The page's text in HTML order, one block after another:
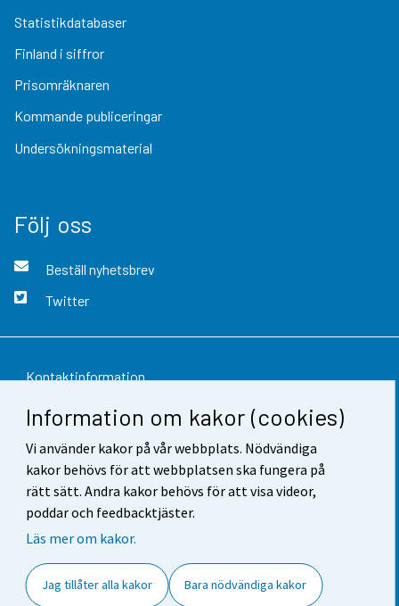
Information om kakor (cookies)
Vi använder kakor på vår webbplats. Nödvändiga
kakor behövs för att webbplatsen ska fungera på
rätt sätt. Andra kakor behövs för att visa videor,
poddar och feedbacktjäster.
Läs mer om kakor.
Jag tillåter alla kakor Bara nödvändiga kakor
Statistikdatabaser
Finland i siffror
Prisomräknaren
Kommande publiceringar
Undersökningsmaterial
Följ oss
Beställ nyhetsbrev
Twitter
Kontaktinformation
Respons
Användarvillkor
Dataskydd
Tillgänglighet
Cookie-inställningar